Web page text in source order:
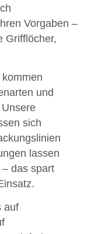
Vorgaben –
Grifflöcher,
und
sich
lassen
das spart
auf